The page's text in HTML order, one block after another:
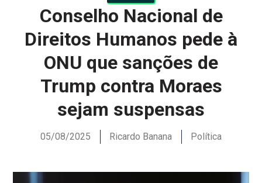
Conselho Nacional de
Direitos Humanos pede à
ONU que sanções de
Trump contra Moraes
sejam suspensas
05/08/2025 Ricardo Banana Política